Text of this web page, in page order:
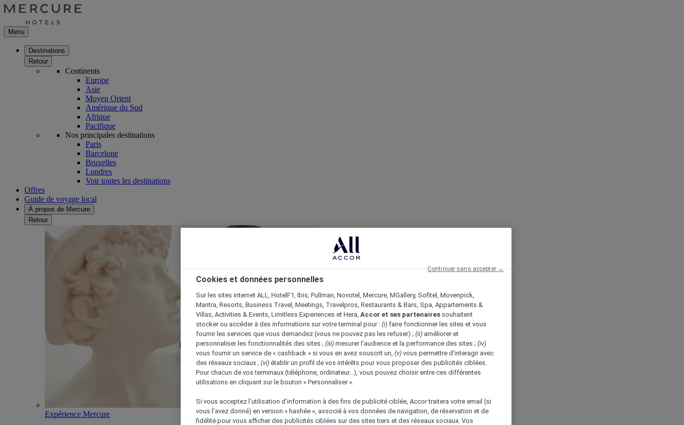
Menu
Destinations
Retour
Continents
Europe
Asie
Moyen Orient
Amérique du Sud
Afrique
Pacifique
Nos principales destinations
Paris
Barcelone
Bruxelles
Londres
Voir toutes les destinations
Offres
Guide de voyage local
À propos de Mercure
Retour
Expérience Mercure
Cookies et données personnelles
Sur les sites internet ALL, HotelF1, Ibis, Pullman, Novotel, Mercure, MGallery, Sofitel, Movenpick,
Mantra, Resorts, Business Travel, Meetings, Travelpros, Restaurants & Bars, Spa, Appartements &
Villas, Activities & Events, Limitless Experiences et Hera, Accor et ses partenaires souhaitent
stocker ou accéder à des informations sur votre terminal pour : (i) faire fonctionner les sites et vous
fournir les services que vous demandez (vous ne pouvez pas les refuser) ; (ii) améliorer et
personnaliser les fonctionnalités des sites ; (iii) mesurer l'audience et la performance des sites ; (iv)
vous fournir un service de « cashback » si vous en avez souscrit un, (v) vous permettre d'interagir avec
des réseaux sociaux ; (vi) établir un profil de vos intérêts pour vous proposer des publicités ciblées.
Pour chacun de vos terminaux (téléphone, ordinateur…), vous pouvez choisir entre ces différentes
utilisations en cliquant sur le bouton « Personnaliser ».
Si vous acceptez l’utilisation d’information à des fins de publicité ciblée, Accor traitera votre email (si
vous l’avez donné) en version « hashée », associé à vos données de navigation, de réservation et de
fidélité pour vous afficher des publicités ciblées sur des sites tiers et des réseaux sociaux. Vos
Continuer sans accepter →